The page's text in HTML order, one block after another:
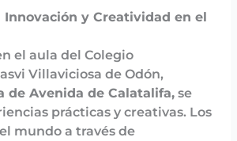
Innovación y Creatividad en el
el aula del Colegio
Villaviciosa de Odón,
de Avenida de Calatalifa, se
prácticas y creativas. Los
mundo a través de